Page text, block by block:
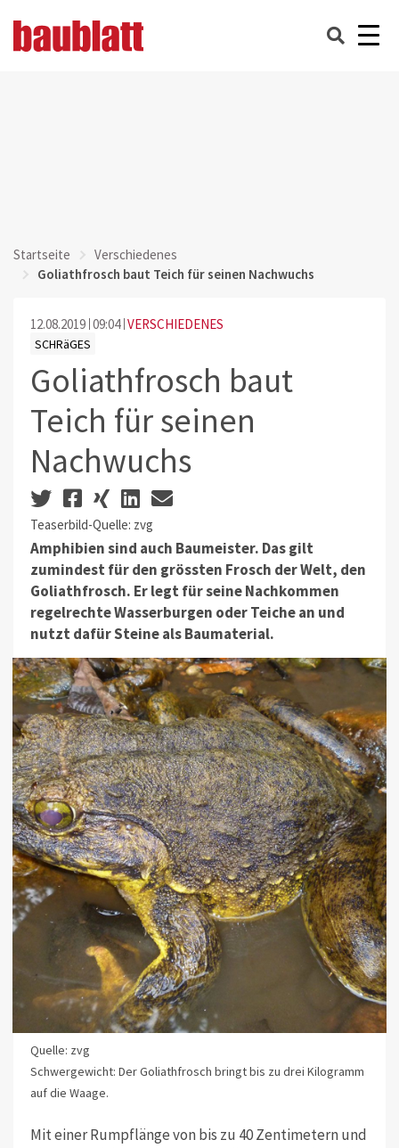
Startseite
Verschiedenes
Goliathfrosch baut Teich für seinen Nachwuchs
12.08.2019 09:04 VERSCHIEDENES
SCHRäGES
Goliathfrosch baut
Teich für seinen
Nachwuchs
Teaserbild-Quelle: zvg
Amphibien sind auch Baumeister. Das gilt
zumindest für den grössten Frosch der Welt, den
Goliathfrosch. Er legt für seine Nachkommen
regelrechte Wasserburgen oder Teiche an und
nutzt dafür Steine als Baumaterial.
Quelle: zvg
Schwergewicht: Der Goliathfrosch bringt bis zu drei Kilogramm
auf die Waage.
Mit einer Rumpflänge von bis zu 40 Zentimetern und